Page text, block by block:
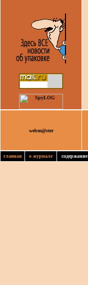
webm@ster
главная о журнале содержание